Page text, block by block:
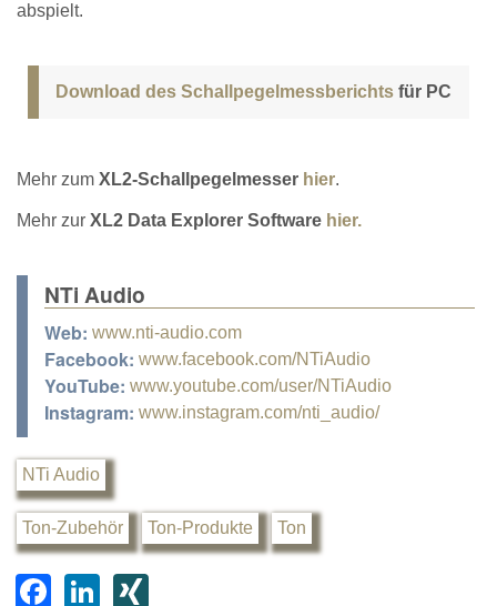
abspielt.
Download des Schallpegelmessberichts für PC
Mehr zum XL2-Schallpegelmesser hier.
Mehr zur XL2 Data Explorer Software hier.
NTi Audio
Web: www.nti-audio.com
Facebook: www.facebook.com/NTiAudio
YouTube: www.youtube.com/user/NTiAudio
Instagram: www.instagram.com/nti_audio/
NTi Audio
Ton-Zubehör Ton-Produkte Ton
F
Li